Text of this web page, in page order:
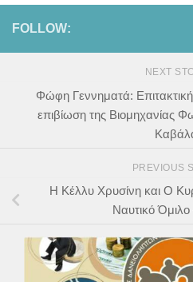
FOLLOW:
NEXT
Φώφη Γεννηματά:
επιβίωση της Βιομηχανίας
PREVIOUS
Η Κέλλυ Χρυσίνη και Ο
Ναυτικό